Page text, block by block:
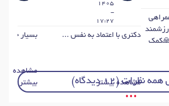
1405
-
17:27
دکتری با اعتماد به نفس ...
مشاهده بیشتر
بسیار
مشاهده
بیشتر
نظرات (12 دیدگاه)
• • •